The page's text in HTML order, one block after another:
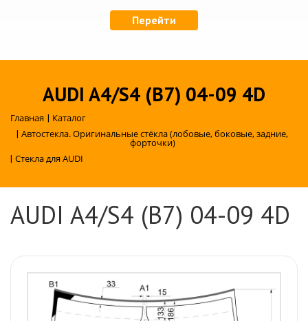
Перейти
AUDI A4/S4 (B7) 04-09 4D
Главная | Каталог
| Автостекла. Оригинальные стёкла (лобовые, боковые, задние,
форточки)
| Стекла для AUDI
AUDI A4/S4 (B7) 04-09 4D